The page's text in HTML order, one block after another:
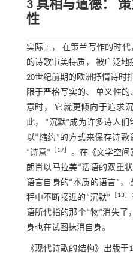
3 真相与道德：
性
实际上， 在策兰写作的时
的诗歌审美特质， 被广泛
20世纪前期的欧洲抒情诗时
限于严格写实的、 单义性
意时， 它就更倾向于追求
此， “沉默”成为许多诗人
以“缩约”的方式来保存诗
“诗意”
17
。在《文学空间
朗肖以马拉美“话语的双重
语言自身的“本质的语言”，
程中不断接近的“沉默”
13
语所代指的那个“物”消失
身也在试图抹消自身。
《现代诗歌的结构》出版